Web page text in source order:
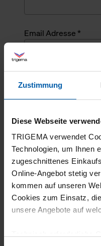
Zustimmung
Diese Webseite
TRIGEMA verwendet
Technologien, um Ihnen
zugeschnittenes
Online-Angebot stetig
kommen auf unseren
Cookies zum Einsatz,
unsere Angebote auf
Email Adresse *
Angefragte Menge *
Mehrzeiliger Text